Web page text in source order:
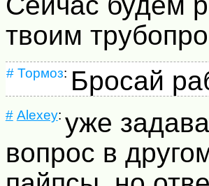
твоим
# Тормоз: Бросай
# Alexey: уже
вопрос в